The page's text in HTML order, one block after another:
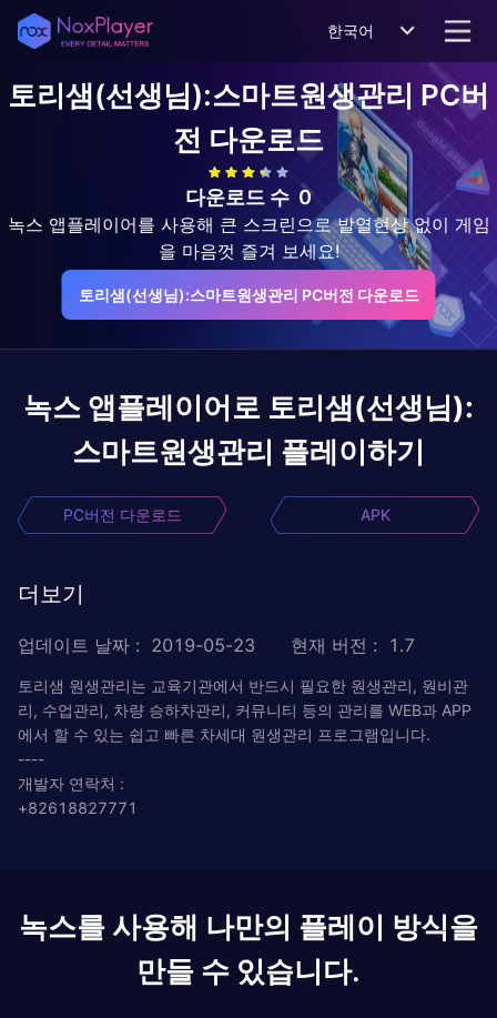
한국어
토리샘(선생님):스마트원생관리 PC버
전 다운로드
다운로드 수 0
녹스 앱플레이어를 사용해 큰 스크린으로 발열현상 없이 게임
을 마음껏 즐겨 보세요!
토리샘(선생님):스마트원생관리 PC버전 다운로드
녹스 앱플레이어로 토리샘(선생님):
스마트원생관리 플레이하기
PC버전 다운로드 APK
더보기
업데이트 날짜 : 2019-05-23 현재 버전 : 1.7
토리샘 원생관리는 교육기관에서 반드시 필요한 원생관리, 원비관
리, 수업관리, 차량 승하차관리, 커뮤니티 등의 관리를 WEB과 APP
에서 할 수 있는 쉽고 빠른 차세대 원생관리 프로그램입니다.
----
개발자 연락처 :
+82618827771
녹스를 사용해 나만의 플레이 방식을
만들 수 있습니다.